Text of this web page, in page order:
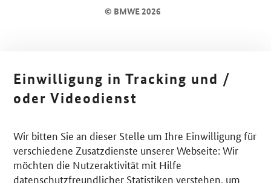
© BMWE 2026
Einwilligung in Tracking und /
oder Videodienst
Wir bitten Sie an dieser Stelle um Ihre Einwilligung für
verschiedene Zusatzdienste unserer Webseite: Wir
möchten die Nutzeraktivität mit Hilfe
datenschutzfreundlicher Statistiken verstehen, um